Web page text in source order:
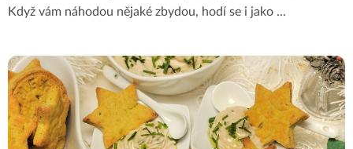
Když vám náhodou nějaké zbydou, hodí se i jako ...